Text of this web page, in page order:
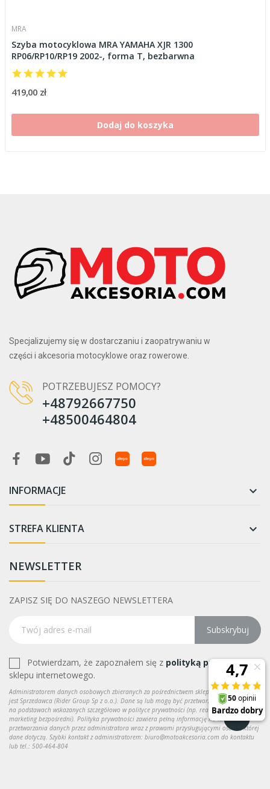
MRA
Szyba motocyklowa MRA YAMAHA XJR 1300
RP06/RP10/RP19 2002-, forma T, bezbarwna
419,00 zł
Dodaj do koszyka
Specjalizujemy się w dostarczaniu i zaopatrywaniu w
części i akcesoria motocyklowe oraz rowerowe.
POTRZEBUJESZ POMOCY?
+48792667750
+48500464804
INFORMACJE 
STREFA KLIENTA 
NEWSLETTER
ZAPISZ SIĘ DO NASZEGO NEWSLETTERA
Subskrybuj
Potwierdzam, że zapoznałem się z polityką prywatności
sklepu internetowego.
Administratorem danych osobowych zbieranych za pośrednictwem sklepu internetowego
jest Sprzedawca (Rider Group Sp z o.o.). Dane są lub mogą być przetwarzane w celach oraz
na podstawach wskazanych szczegółowo w polityce prywatności (np. realizacja umowy,
marketing bezpośredni). Polityka prywatności zawiera pełną informację na temat
przetwarzania danych przez administratora wraz z prawami przysługującymi osobie, której
dane dotyczą. Szybki kontakt z administratorem: biuro@motoakcesoria.com do kontaktu
lub tel.: 500-464-804